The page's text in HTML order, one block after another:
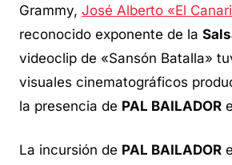
Grammy, José Alberto «El
reconocido exponente de la
videoclip de «Sansón Batalla»
visuales cinematográficos
la presencia de PAL BAILADOR
La incursión de PAL BAILADOR